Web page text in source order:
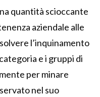
quantità scioccante
aziendale alle
l’inquinamento
e i gruppi di
per minare
nel suo